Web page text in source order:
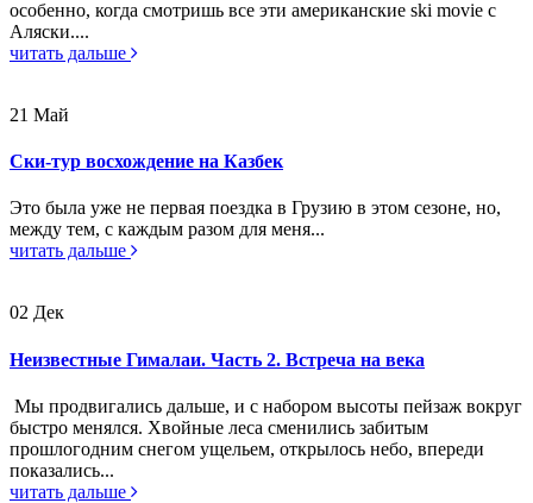
особенно, когда смотришь все эти американские ski movie с
Аляски....
читать дальше
21 Май
Ски-тур восхождение на Казбек
Это была уже не первая поездка в Грузию в этом сезоне, но,
между тем, с каждым разом для меня...
читать дальше
02 Дек
Неизвестные Гималаи. Часть 2. Встреча на века
Мы продвигались дальше, и с набором высоты пейзаж вокруг
быстро менялся. Хвойные леса сменились забитым
прошлогодним снегом ущельем, открылось небо, впереди
показались...
читать дальше